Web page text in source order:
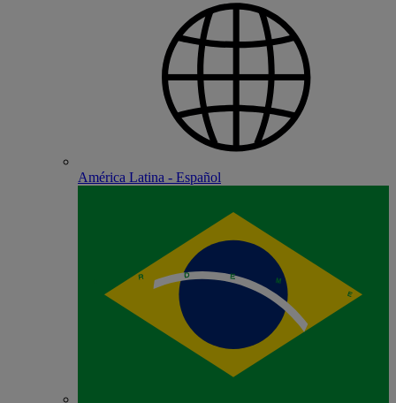
América Latina - Español